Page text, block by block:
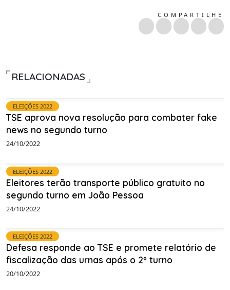
COMPARTILHE
RELACIONADAS
ELEIÇÕES 2022
TSE aprova nova resolução para combater fake
news no segundo turno
24/10/2022
ELEIÇÕES 2022
Eleitores terão transporte público gratuito no
segundo turno em João Pessoa
24/10/2022
ELEIÇÕES 2022
Defesa responde ao TSE e promete relatório de
fiscalização das urnas após o 2º turno
20/10/2022